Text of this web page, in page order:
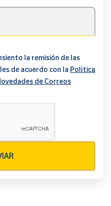
la remisión de las
de acuerdo con la Política
de Correos